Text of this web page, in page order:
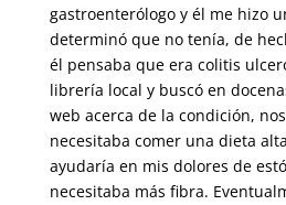
gastroenterólogo y él me hizo
determinó que no tenía, de
él pensaba que era colitis
librería local y buscó en
web acerca de la condición,
necesitaba comer una dieta
ayudaría en mis dolores de
necesitaba más fibra.